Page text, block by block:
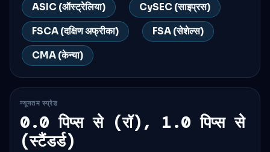
ASIC (ऑस्ट्रेलिया)
CySEC (साइप्रस)
FSCA (दक्षिण अफ्रीका)
FSA (सेशेल्स)
CMA (केन्या)
न्यूनतम स्प्रेड
0.0 पिप्स से (रॉ), 1.0 पिप्स से
(स्टैंडर्ड)